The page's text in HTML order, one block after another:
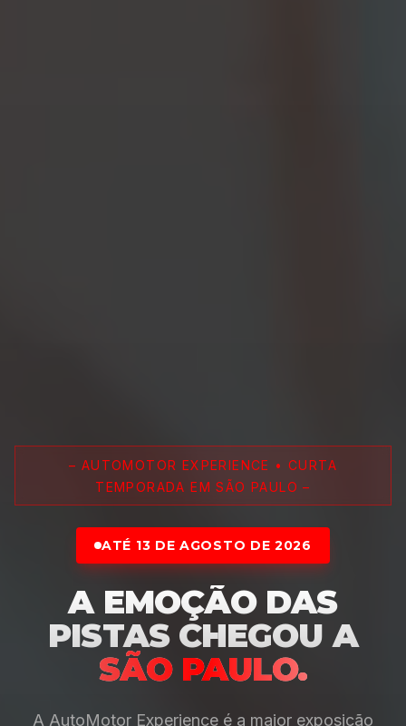
– AUTOMOTOR EXPERIENCE • CURTA
TEMPORADA EM SÃO PAULO –
ATÉ 13 DE AGOSTO DE 2026
A EMOÇÃO DAS
PISTAS CHEGOU A
SÃO PAULO.
A AutoMotor Experience é a maior exposição